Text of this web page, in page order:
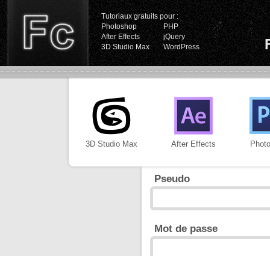
Tutoriaux gratuits pour :
Photoshop
PHP
After Effects
jQuery
3D Studio Max
WordPress
3D Studio Max After Effects
Pseudo
Mot de passe